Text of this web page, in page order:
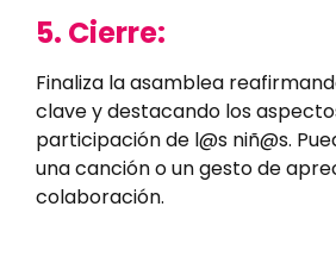
5. Cierre:
Finaliza la asamblea
clave y destacando los
participación de l@s niñ@s.
una canción o un gesto de
colaboración.